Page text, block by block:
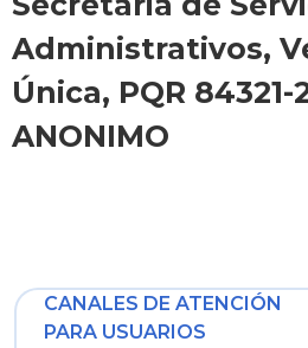
Administrativos,
Única, PQR
ANONIMO
CANALES DE ATENCIÓN
PARA USUARIOS